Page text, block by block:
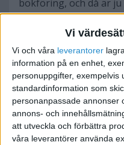
Vi
Vi och våra leverantorer
information på en enhet,
personuppgifter, exempelvis
standardinformation som
personanpassade annonser
annons- och
att utveckla och förbättra
våra leverantörer använda
bokföring, och då är
mer passande namn.
Många, i synnerhet
har hand om papper
mina kunder som
också att dom skriver
revisorn*, fast jag
det eller utger mig för
Jag tror det kommer